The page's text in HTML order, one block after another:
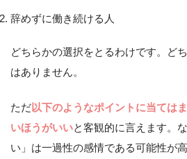
辞めずに働き続ける人
どちらかの選択をとるわけです。ど
はありません。
ただ以下のようなポイントに当ては
いほうがいいと客観的に言えます。
い」は一過性の感情である可能性が高